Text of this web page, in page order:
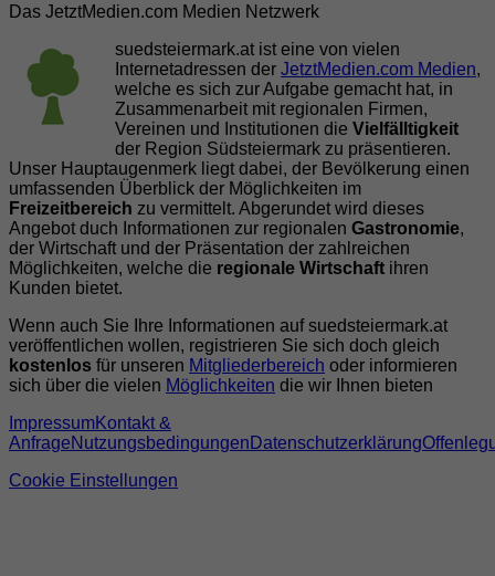
Das JetztMedien.com Medien Netzwerk
suedsteiermark.at ist eine von vielen
Internetadressen der JetztMedien.com Medien,
welche es sich zur Aufgabe gemacht hat, in
Zusammenarbeit mit regionalen Firmen,
Vereinen und Institutionen die Vielfälltigkeit
der Region Südsteiermark zu präsentieren.
Unser Hauptaugenmerk liegt dabei, der Bevölkerung einen
umfassenden Überblick der Möglichkeiten im
Freizeitbereich zu vermittelt. Abgerundet wird dieses
Angebot duch Informationen zur regionalen Gastronomie,
der Wirtschaft und der Präsentation der zahlreichen
Möglichkeiten, welche die regionale Wirtschaft ihren
Kunden bietet.
Wenn auch Sie Ihre Informationen auf suedsteiermark.at
veröffentlichen wollen, registrieren Sie sich doch gleich
kostenlos für unseren Mitgliederbereich oder informieren
sich über die vielen Möglichkeiten die wir Ihnen bieten
ImpressumKontakt &
AnfrageNutzungsbedingungen Datenschutzerklärung
Cookie Einstellungen